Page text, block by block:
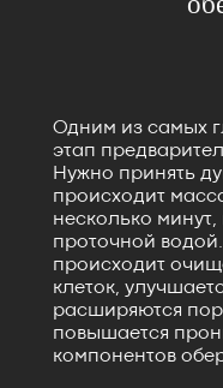
Одним из самых
этап
Нужно принять
происходит
несколько
проточной
происходит
клеток,
расширяются
повышается
компонентов